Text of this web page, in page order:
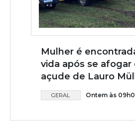
Mulher é
vida após se afogar
açude de Lauro
GERAL Ontem às